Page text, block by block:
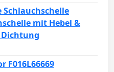
Schlauchschelle
mit Hebel &
F016L66669